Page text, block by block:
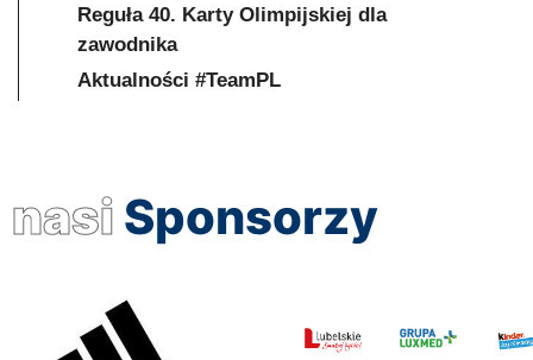
Reguła 40. Karty Olimpijskiej dla
zawodnika
Aktualności #TeamPL
nasi Sponsorzy